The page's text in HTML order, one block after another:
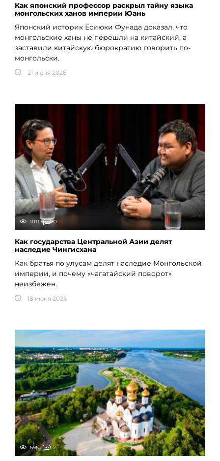
Как японский профессор раскрыл тайну языка
монгольских ханов империи Юань
Японский историк Ёсиюки Фунада доказал, что
монгольские ханы не перешли на китайский, а
заставили китайскую бюрократию говорить по-
монгольски.
21 июня 2026
1011 0
Как государства Центральной Азии делят
наследие Чингисхана
Как братья по улусам делят наследие Монгольской
империи, и почему «чагатайский поворот»
неизбежен.
18 июня 2026
696 2